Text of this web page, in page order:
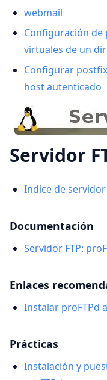
webmail
Configuración de
virtuales de un
Configurar
host autenticado
Servidor
Indice de servidor
Documentación
Servidor FTP:
Enlaces
Instalar proFTPd
Prácticas
Instalación y